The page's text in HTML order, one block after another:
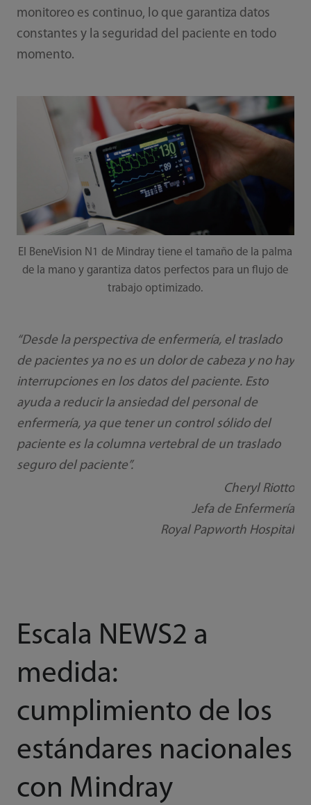
monitoreo es continuo, lo que garantiza datos
constantes y la seguridad del paciente en todo
momento.
El BeneVision N1 de Mindray tiene el tamaño de la palma
de la mano y garantiza datos perfectos para un flujo de
trabajo optimizado.
“Desde la perspectiva de enfermería, el traslado
de pacientes ya no es un dolor de cabeza y no hay
interrupciones en los datos del paciente. Esto
ayuda a reducir la ansiedad del personal de
enfermería, ya que tener un control sólido del
paciente es la columna vertebral de un traslado
seguro del paciente”.
Cheryl Riotto
Jefa de Enfermería
Royal Papworth Hospital
Escala NEWS2 a
medida:
cumplimiento de los
estándares nacionales
con Mindray